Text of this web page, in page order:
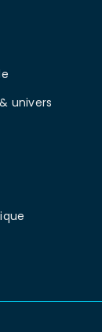
univers